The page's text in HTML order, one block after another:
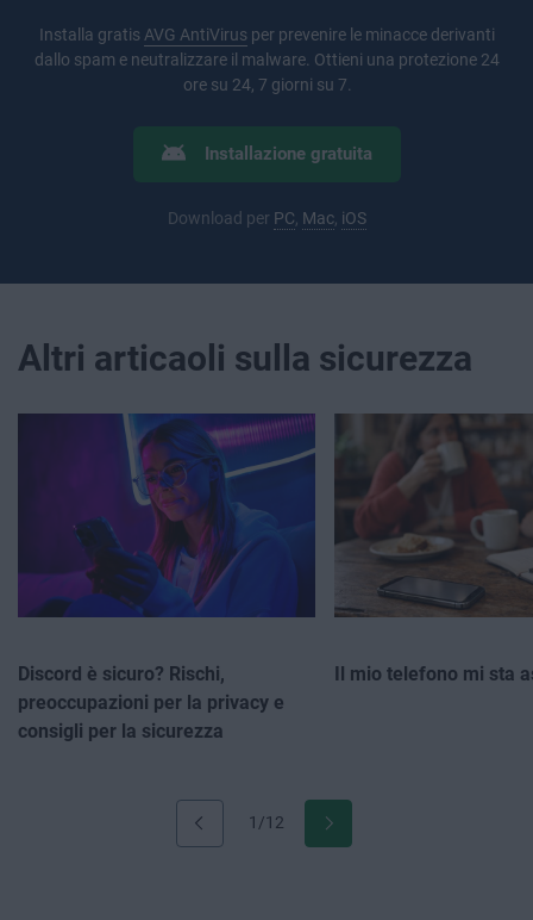
Installa gratis AVG AntiVirus per prevenire le minacce derivanti
dallo spam e neutralizzare il malware. Ottieni una protezione 24
ore su 24, 7 giorni su 7.
Installazione gratuita
Download per PC Mac iOS
Altri articaoli sulla sicurezza
1/12
Discord è sicuro? Rischi,
preoccupazioni per la privacy e
consigli per la sicurezza
Il mio telefono mi sta